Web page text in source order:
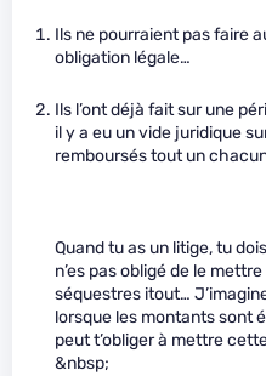
Ils ne pourraient pas faire
obligation légale…
Ils l’ont déjà fait sur une
il y a eu un vide juridique
remboursés tout un
Quand tu as un litige, tu
n’es pas obligé de le
séquestres itout…
lorsque les montants sont
peut t’obliger à mettre
&nbsp;